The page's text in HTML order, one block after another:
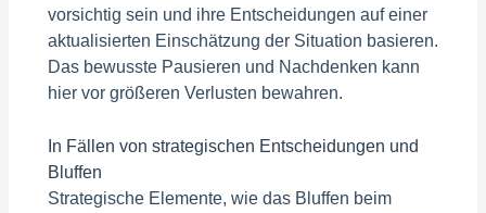
vorsichtig sein und ihre Entscheidungen auf einer
aktualisierten Einschätzung der Situation basieren.
Das bewusste Pausieren und Nachdenken kann
hier vor größeren Verlusten bewahren.
In Fällen von strategischen Entscheidungen und
Bluffen
Strategische Elemente, wie das Bluffen beim